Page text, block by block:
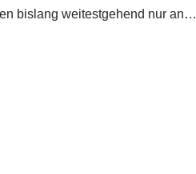
bislang weitestgehend nur an…